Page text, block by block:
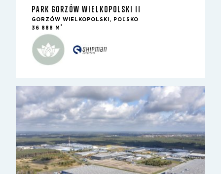
PARK GORZÓW WIELKOPOLSKI II
GORZÓW WIELKOPOLSKI, POĽSKO
36 888 M
2